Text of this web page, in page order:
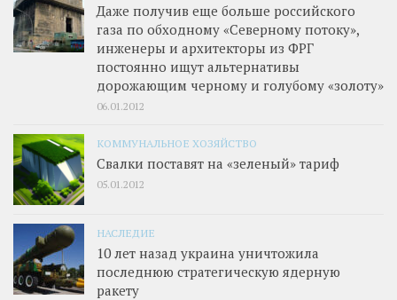
Даже получив еще больше российского
газа по обходному «Северному потоку»,
инженеры и архитекторы из ФРГ
постоянно ищут альтернативы
дорожающим черному и голубому «золоту»
06.01.2012
КОММУНАЛЬНОЕ ХОЗЯЙСТВО
Свалки поставят на «зеленый» тариф
05.01.2012
НАСЛЕДИЕ
10 лет назад украина уничтожила
последнюю стратегическую ядерную
ракету